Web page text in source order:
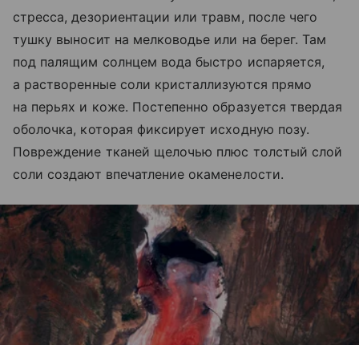
стресса, дезориентации или травм, после чего
тушку выносит на мелководье или на берег. Там
под палящим солнцем вода быстро испаряется,
а растворенные соли кристаллизуются прямо
на перьях и коже. Постепенно образуется твердая
оболочка, которая фиксирует исходную позу.
Повреждение тканей щелочью плюс толстый слой
соли создают впечатление окаменелости.